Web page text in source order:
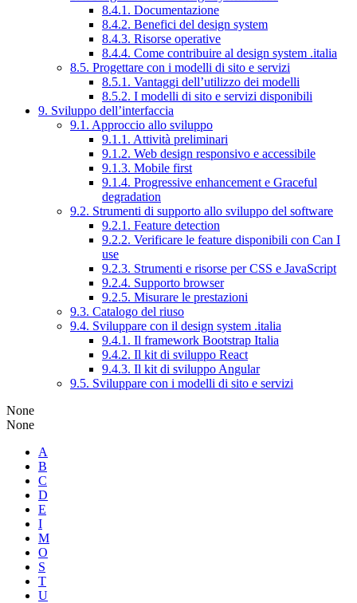
8.4.1. Documentazione
8.4.2. Benefici del design system
8.4.3. Risorse operative
8.4.4. Come contribuire al design system .italia
8.5. Progettare con i modelli di sito e servizi
8.5.1. Vantaggi dell’utilizzo dei modelli
8.5.2. I modelli di sito e servizi disponibili
9. Sviluppo dell’interfaccia
9.1. Approccio allo sviluppo
9.1.1. Attività preliminari
9.1.2. Web design responsivo e accessibile
9.1.3. Mobile first
9.1.4. Progressive enhancement e Graceful
degradation
9.2. Strumenti di supporto allo sviluppo del software
9.2.1. Feature detection
9.2.2. Verificare le feature disponibili con Can I
use
9.2.3. Strumenti e risorse per CSS e JavaScript
9.2.4. Supporto browser
9.2.5. Misurare le prestazioni
9.3. Catalogo del riuso
9.4. Sviluppare con il design system .italia
9.4.1. Il framework Bootstrap Italia
9.4.2. Il kit di sviluppo React
9.4.3. Il kit di sviluppo Angular
9.5. Sviluppare con i modelli di sito e servizi
None
None
A
B
C
D
E
I
M
O
S
T
U